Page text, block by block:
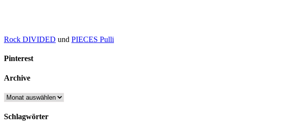
Rock DIVIDED und PIECES Pulli
Pinterest
Archive
Archive
Schlagwörter